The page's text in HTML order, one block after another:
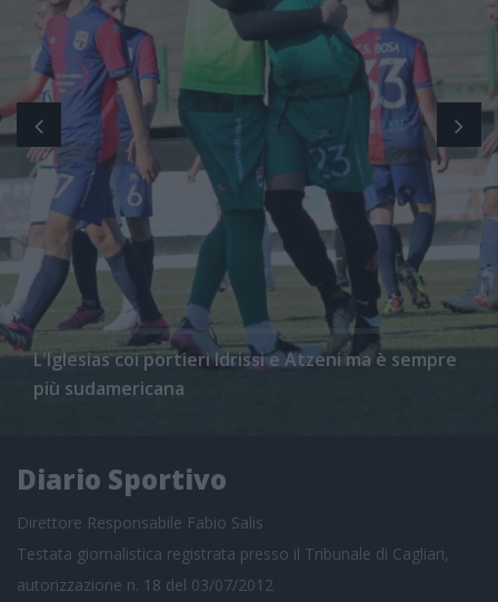
L'Iglesias coi portieri Idrissi e Atzeni ma è sempre
più sudamericana
Diario Sportivo
Direttore Responsabile Fabio Salis
Testata giornalistica registrata presso il Tribunale di Cagliari,
autorizzazione n. 18 del 03/07/2012